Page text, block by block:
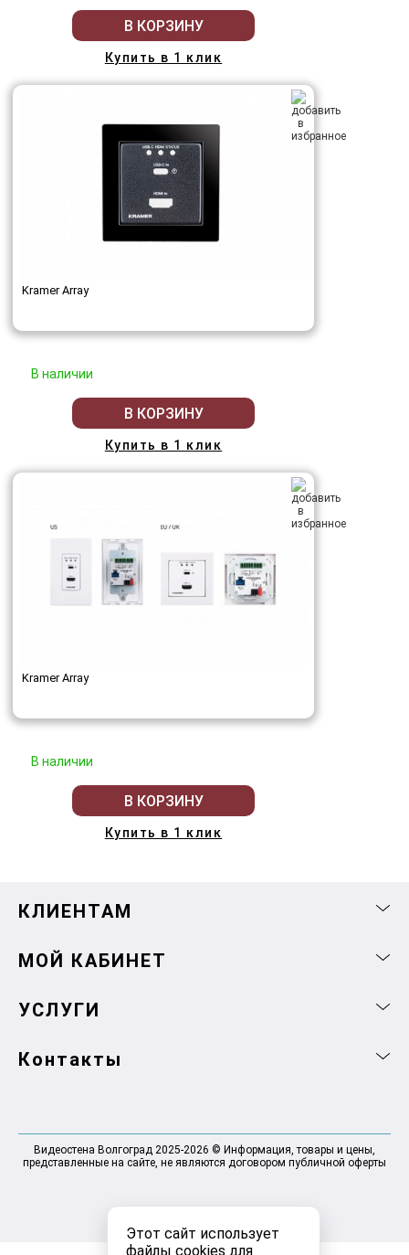
Этот сайт использует
файлы cookies для
В КОРЗИНУ
Купить в 1 клик
Kramer Array
В наличии
В КОРЗИНУ
Купить в 1 клик
Kramer Array
В наличии
В КОРЗИНУ
Купить в 1 клик
КЛИЕНТАМ
МОЙ КАБИНЕТ
УСЛУГИ
Контакты
Видеостена Волгоград 2025-2026 © Информация, товары и цены,
представленные на сайте, не являются договором публичной оферты